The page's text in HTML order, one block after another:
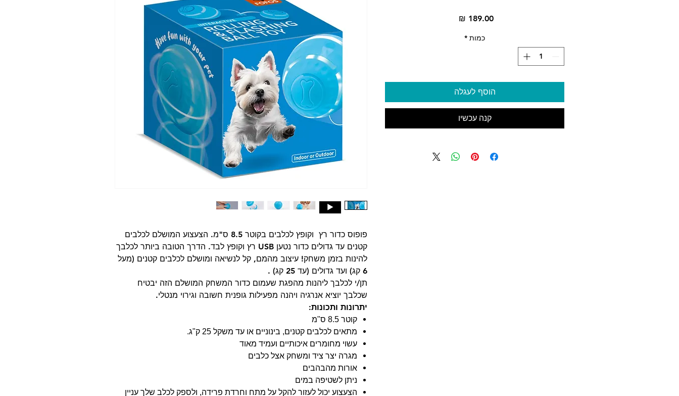
פופוס כדור רץ וקופץ לכלבים בקוטר 8.5 ס"מ. הצעצוע המושלם לכלבים
קטנים עד גדולים כדור נטען USB רץ וקופץ לבד. הדרך הטובה ביותר לכלבך
להינות בזמן משחק! עיצוב מהמם, קל לנשיאה ומושלם לכלבים קטנים (מעל
6 קג) ועד גדולים (עד 25 קג) .
תן/י לכלבך ליהנות מהפגת שעמום כדור המשחק המושלם הזה יבטיח
שכלבך יוציא אנרגיה ויהנה מפעילות גופנית חשובה וגירוי מנטלי.
יתרונות ותכונות:
קוטר 8.5 ס"מ
מתאים לכלבים קטנים, בינוניים או עד משקל 25 ק"ג.
עשוי מחומרים איכותיים ועמיד מאוד
מגרה יצר ציד ומשחק אצל כלבים
אורות מהבהבים
ניתן לשטיפה במים
הצעצוע יכול לעזור להקל על מתח וחרדת פרידה, ולספק לכלב שלך עניין
‏189.00 ‏₪
כמות *
הוסף לעגלה
קנה עכשיו